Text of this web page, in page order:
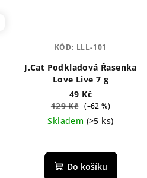
J.Cat Podkladová Řasenka
Love Live 7 g
49 Kč
129 Kč (–62 %)
Skladem (>5 ks)
Do košíku
KÓD: LLL-101